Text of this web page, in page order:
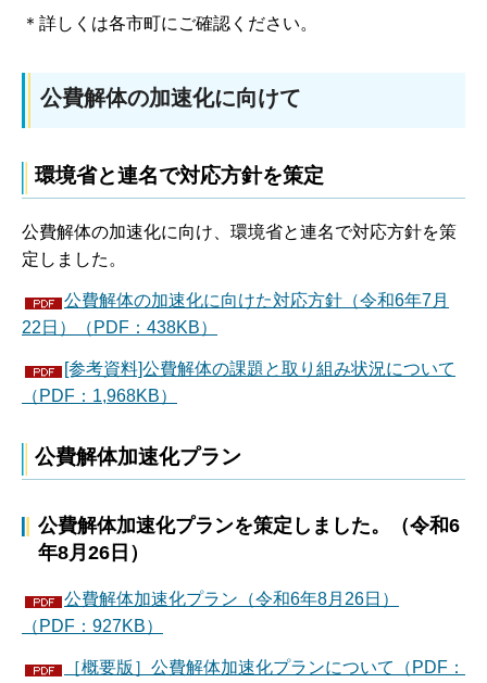
＊詳しくは各市町にご確認ください。
公費解体の加速化に向けて
環境省と連名で対応方針を策定
公費解体の加速化に向け、環境省と連名で対応方針を策
定しました。
公費解体の加速化に向けた対応方針（令和6年7月
22日）（PDF：438KB）
[参考資料]公費解体の課題と取り組み状況について
（PDF：1,968KB）
公費解体加速化プラン
公費解体加速化プランを策定しました。（令和6
年8月26日）
公費解体加速化プラン（令和6年8月26日）
（PDF：927KB）
［概要版］公費解体加速化プランについて（PDF：